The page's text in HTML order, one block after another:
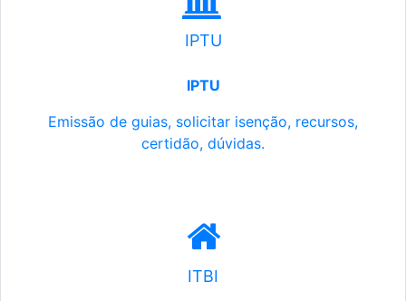
IPTU
IPTU
Emissão de guias, solicitar isenção, recursos,
certidão, dúvidas.
ITBI